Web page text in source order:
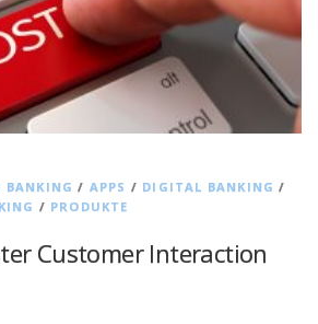
BANKING / APPS / DIGITAL BANKING /
/ PRODUKTE
Customer Interaction